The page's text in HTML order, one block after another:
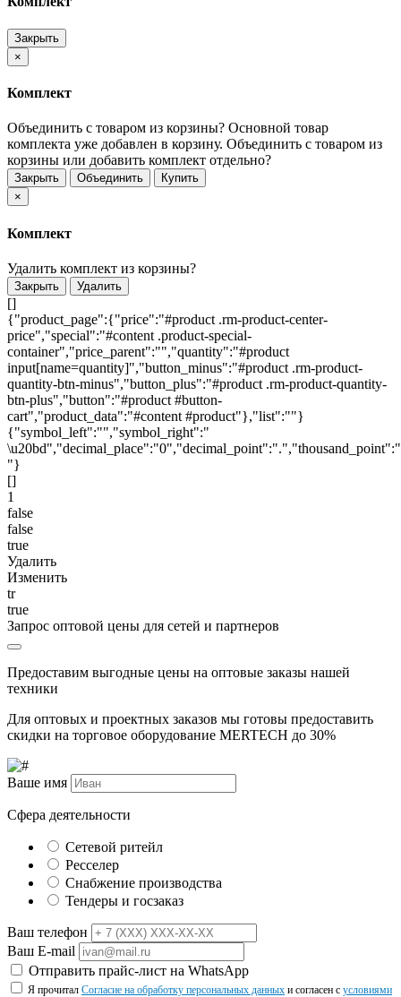
Закрыть
×
Комплект
Объединить с товаром из корзины? Основной товар
комплекта уже добавлен в корзину. Объединить с товаром из
корзины или добавить комплект отдельно?
Закрыть Объединить
Купить
×
Комплект
Удалить комплект из корзины?
Закрыть Удалить
[]
{"product_page":{"price":"#product .rm-product-center-
price","special":"#content .product-special-
container","price_parent":"","quantity":"#product
input[name=quantity]","button_minus":"#product .rm-product-
quantity-btn-minus","button_plus":"#product .rm-product-quantity-
btn-plus","button":"#product #button-
cart","product_data":"#content #product"},"list":""}
{"symbol_left":"","symbol_right":"
\u20bd","decimal_place":"0","decimal_point":".","thousand_point":"
"}
[]
1
false
false
true
Удалить
Изменить
tr
true
Запрос оптовой цены для сетей и партнеров
Предоставим выгодные цены на оптовые заказы нашей
техники
Для оптовых и проектных заказов мы готовы предоставить
скидки на торговое оборудование MERTECH до 30%
Ваше имя
Сфера деятельности
Сетевой ритейл
Ресселер
Снабжение производства
Тендеры и госзаказ
Ваш телефон
Ваш E-mail
Отправить прайс-лист на WhatsApp
Я прочитал Согласие на обработку персональных данных и согласен с условиями